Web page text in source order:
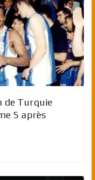
de Turquie
5 après